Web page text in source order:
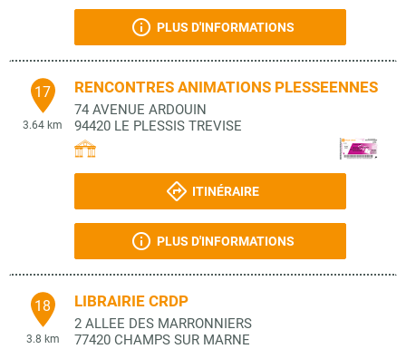
PLUS D'INFORMATIONS
17
3.64 km
RENCONTRES ANIMATIONS PLESSEENNES
74 AVENUE ARDOUIN
94420 LE PLESSIS TREVISE
ITINÉRAIRE
PLUS D'INFORMATIONS
18
3.8 km
LIBRAIRIE CRDP
2 ALLEE DES MARRONNIERS
77420 CHAMPS SUR MARNE